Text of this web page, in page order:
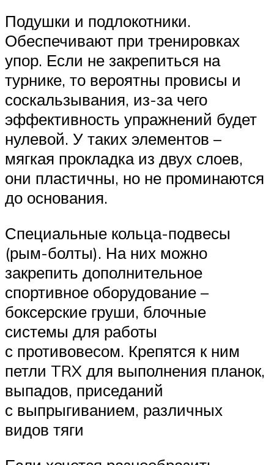
Подушки и подлокотники.
Обеспечивают при тренировках
упор. Если не закрепиться на
турнике, то вероятны провисы и
соскальзывания, из-за чего
эффективность упражнений будет
нулевой. У таких элементов –
мягкая прокладка из двух слоев,
они пластичны, но не проминаются
до основания.
Специальные кольца-подвесы
(рым-болты). На них можно
закрепить дополнительное
спортивное оборудование –
боксерские груши, блочные
системы для работы
с противовесом. Крепятся к ним
петли TRX для выполнения планок,
выпадов, приседаний
с выпрыгиванием, различных
видов тяги